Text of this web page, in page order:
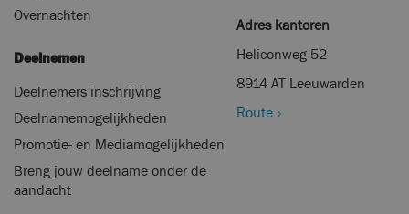
Overnachten
Deelnemen
Deelnemers inschrijving
Deelnamemogelijkheden
Promotie- en Mediamogelijkheden
Breng jouw deelname onder de
aandacht
Adres kantoren
Heliconweg 52
8914 AT Leeuwarden
Route